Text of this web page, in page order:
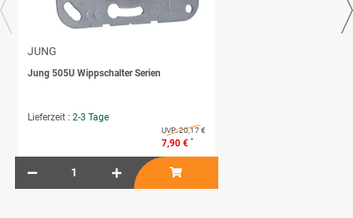
JUNG
Jung 505U Wippschalter Serien
Lieferzeit : 2-3 Tage
UVP:20,17 €
7,90 € *